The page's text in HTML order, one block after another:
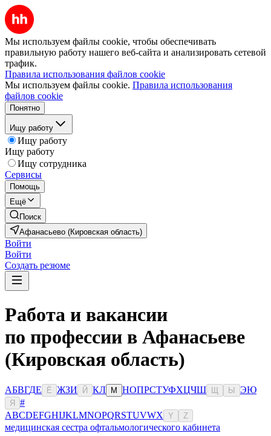
Мы используем файлы cookie, чтобы обеспечивать
правильную работу нашего веб-сайта и анализировать сетевой
трафик.
Правила использования файлов cookie
Мы используем файлы cookie. Правила использования
файлов cookie
Понятно
Ищу работу
Ищу работу
Ищу работу
Ищу сотрудника
Сервисы
Помощь
Ещё
Поиск
Афанасьево (Кировская область)
Войти
Войти
Создать резюме
Работа и вакансии
по профессии в Афанасьеве
(Кировская область)
АБВГДЕ Ё ЖЗИ Й КЛ М НОПРСТУФХЦЧШ Ы ЭЮ
Я
#
ABCDEFGHIJKLMNOPQRSTUVWX Y Z
медицинская сестра офтальмологического кабинета